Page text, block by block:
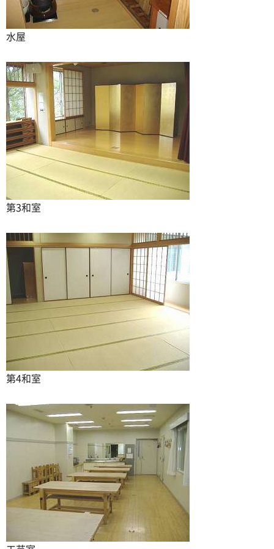
水屋
第3和室
第4和室